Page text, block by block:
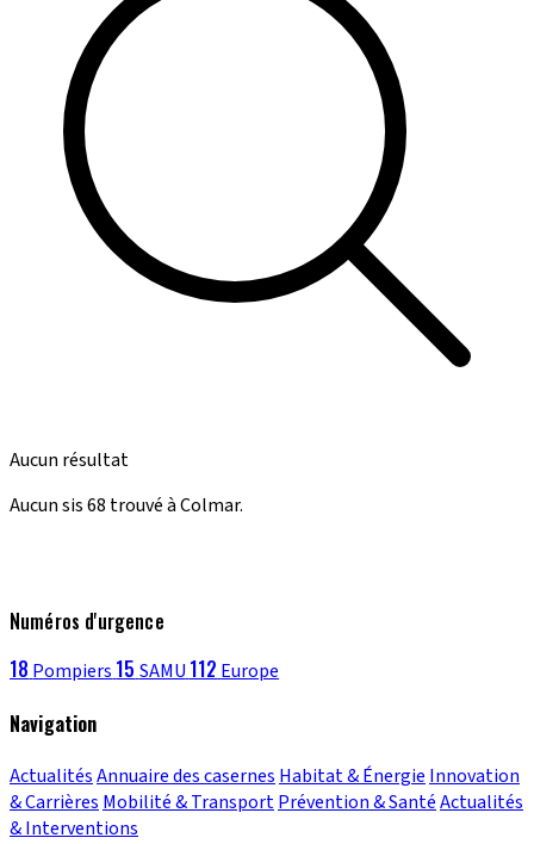
Aucun résultat
Aucun sis 68 trouvé à Colmar.
Numéros d'urgence
18 Pompiers 15 SAMU 112 Europe
Navigation
ActualitésAnnuaire des casernes Habitat & Énergie Innovation
& Carrières Mobilité & TransportPrévention & SantéActualités
& Interventions